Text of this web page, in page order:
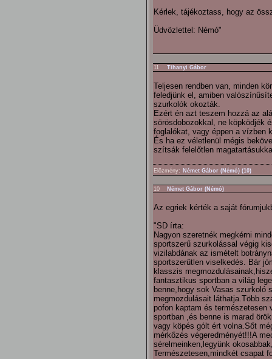
Kérlek, tájékoztass, hogy az
Üdvözlettel: Némó"
11 Tihanyi Gábor
Teljesen rendben van, minden
feledjünk el, amiben
szurkolók okozták.
Ezért én azt teszem hozzá az
sörösdobozokkal, ne köpködjék
foglalókat, vagy éppen a vízben
És ha ez véletlenül mégis
szítsák felelőtlen
Elôzmény: Német Gábor (Némó) (10)
10 Német Gábor (Némó)
Az egriek kérték a saját
"SD írta:
Nagyon szeretnék megkérni
sportszerű szurkolással végig
vizilabdának az ismételt
sportszerűtlen viselkedés. Bár
klasszis
fantasztikus sportban a világ
benne,hogy sok Vasas szurkoló
megmozdulásait láthatja.Több
pofon kaptam és
sportban ,és benne is marad
vagy köpés gólt ért volna.Sőt
mérkőzés végeredményét!!!A
sérelmeinken,legyünk
Természetesen,mindkét csapat